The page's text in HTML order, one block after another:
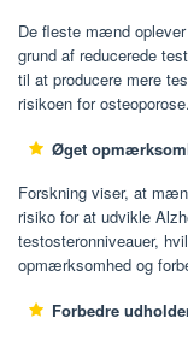
De fleste mænd
grund af reducerede
til at producere mere
risikoen for osteoporose.
Øget
Forskning viser, at
risiko for at udvikle
testosteronniveauer,
opmærksomhed og
Forbedre